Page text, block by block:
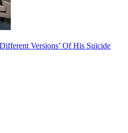
Versions’ Of His Suicide